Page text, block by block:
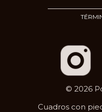
© 2026
Cuadros con